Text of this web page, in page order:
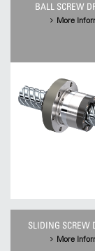
BALL SCREW
More
SLIDING SCREW
More